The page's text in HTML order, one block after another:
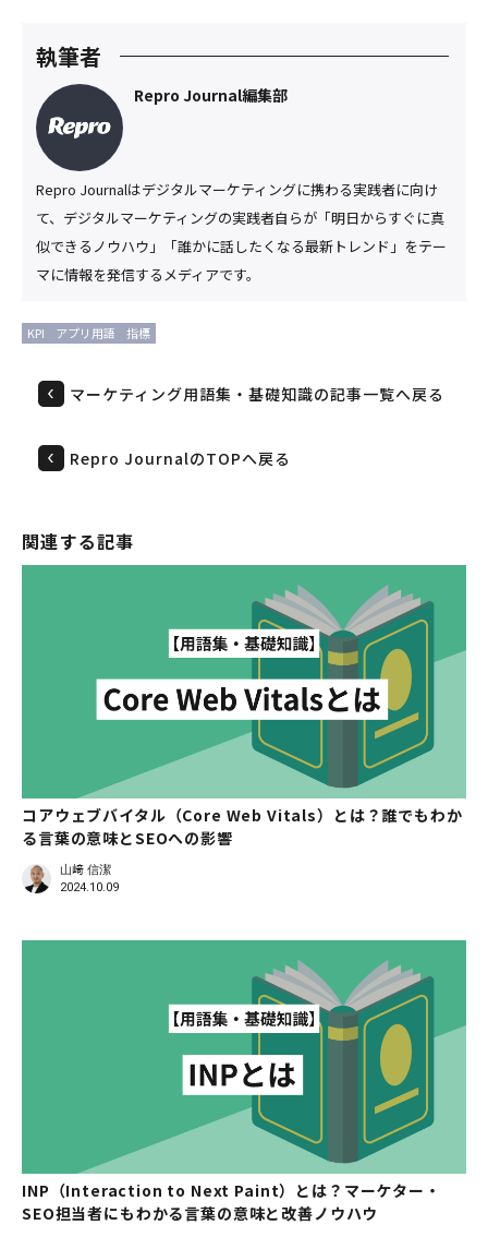
執筆者
Repro Journal編集部
Repro Journalはデジタルマーケティングに携わる実践者に向け
て、デジタルマーケティングの実践者自らが「明日からすぐに真
似できるノウハウ」「誰かに話したくなる最新トレンド」をテー
マに情報を発信するメディアです。
KPI アプリ用語 指標
マーケティング用語集・基礎知識の記事一覧へ戻る
Repro JournalのTOPへ戻る
関連する記事
コアウェブバイタル（Core Web Vitals）とは？誰でもわか
る言葉の意味とSEOへの影響
山﨑 信潔
2024.10.09
INP（Interaction to Next Paint）とは？マーケター・
SEO担当者にもわかる言葉の意味と改善ノウハウ